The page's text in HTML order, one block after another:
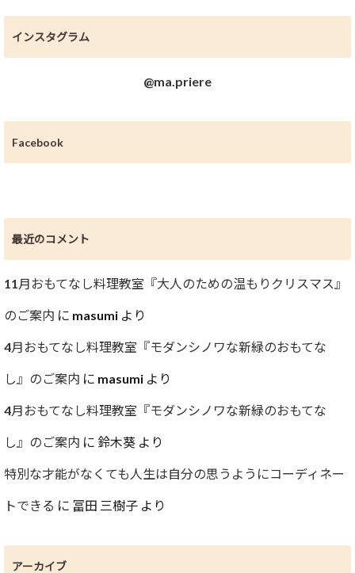
インスタグラム
@ma.priere
Facebook
最近のコメント
11月おもてなし料理教室『大人のための温もりクリスマス』
のご案内 に masumi より
4月おもてなし料理教室『モダンシノワな新緑のおもてな
し』のご案内 に masumi より
4月おもてなし料理教室『モダンシノワな新緑のおもてな
し』のご案内 に 鈴木葵 より
特別な才能がなくても人生は自分の思うようにコーディネー
トできる に 冨田 三樹子 より
アーカイブ